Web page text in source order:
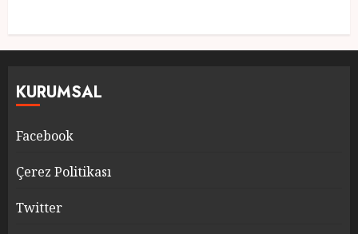
KURUMSAL
Facebook
Çerez Politikası
Twitter